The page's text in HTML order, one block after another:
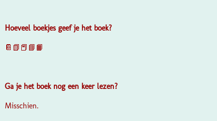
Hoeveel boekjes geef je het boek?
📔📗📕📘📙
Ga je het boek nog een keer lezen?
Misschien.